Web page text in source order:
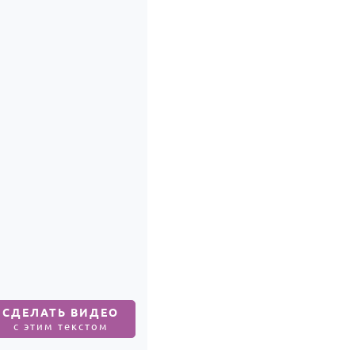
СДЕЛАТЬ ВИДЕО
с этим текстом